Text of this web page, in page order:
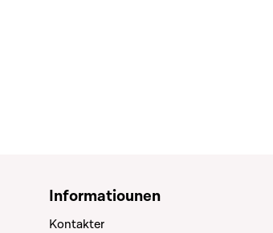
Informatiounen
Kontakter